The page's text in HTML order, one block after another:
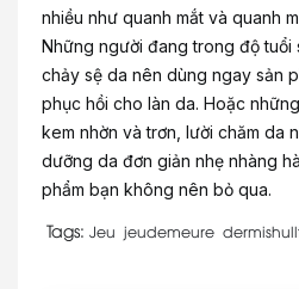
nhiều như quanh mắt và quanh
Những người đang trong độ tuổi
chảy sệ da nên dùng ngay sản
phục hồi cho làn da. Hoặc
kem nhờn và trơn, lười chăm da
dưỡng da đơn giản nhẹ nhàng
phẩm bạn không nên bỏ qua.
Tags: Jeu jeudemeure